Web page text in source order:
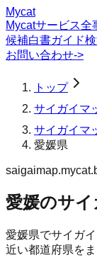
Mycat
Mycatサービス全
候補白書ガイド
お問い合わせ->
トップ
サイガイマ
サイガイマ
愛媛県
愛媛のサ
愛媛県でサイガ
近い都道府県を